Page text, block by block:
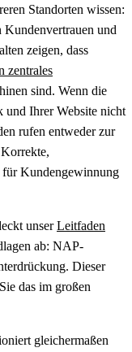
Standorten wissen:
Kundenvertrauen und
zeigen, dass
zentrales
sind. Wenn die
und Ihrer Website nicht
rufen entweder zur
für Kundengewinnung
unserLeitfaden
ab: NAP-
Dieser
das im großen
gleichermaßen